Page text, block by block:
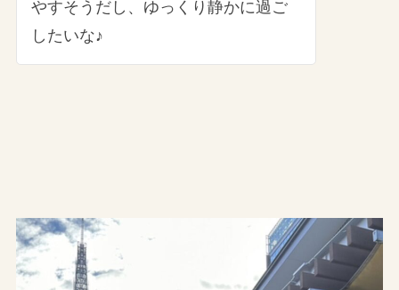
やすそうだし、ゆっくり静かに過ご
したいな♪